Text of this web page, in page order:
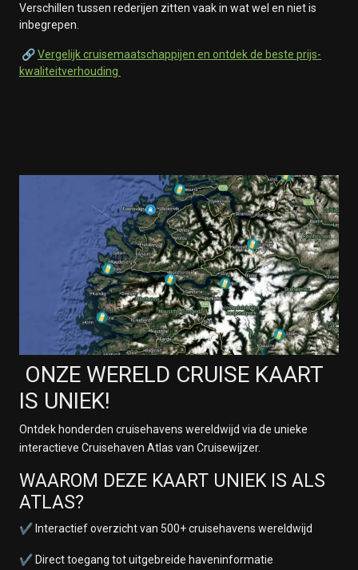
Verschillen tussen rederijen zitten vaak in wat wel en niet is
inbegrepen.
🔗Vergelijk cruisemaatschappijen en ontdek de beste prijs-
kwaliteitverhouding
ONZE WERELD CRUISE KAART
IS UNIEK!
Ontdek honderden cruisehavens wereldwijd via de unieke
interactieve Cruisehaven Atlas van Cruisewijzer.
WAAROM DEZE KAART UNIEK IS ALS
ATLAS?
✔ Interactief overzicht van 500+ cruisehavens wereldwijd
✔ Direct toegang tot uitgebreide haveninformatie